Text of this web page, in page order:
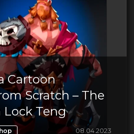
Cartoon
Scratch – The
Teng
08.04.2023